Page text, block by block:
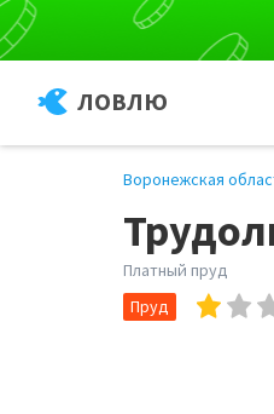
ЛОВЛЮ
Воронежская
Платный пруд
Пруд